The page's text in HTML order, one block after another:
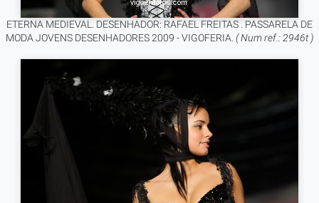
ETERNA MEDIEVAL. DESENHADOR: RAFAEL FREITAS . PASSARELA DE
MODA JOVENS DESENHADORES 2009 - VIGOFERIA. ( Num ref.: 2946t )